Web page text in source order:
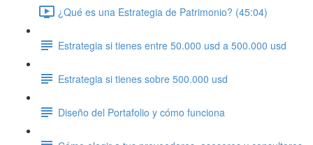
¿Qué es una Estrategia de Patrimonio? (45:04)
Estrategia si tienes entre 50.000 usd a 500.000 usd
Estrategia si tienes sobre 500.000 usd
Diseño del Portafolio y cómo funciona